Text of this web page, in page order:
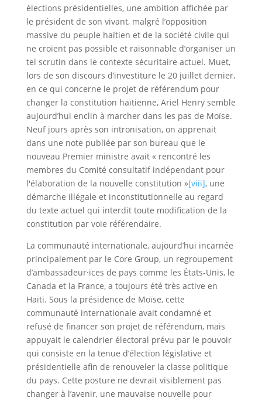
élections présidentielles, une ambition affichée par
le président de son vivant, malgré l’opposition
massive du peuple haïtien et de la société civile qui
ne croient pas possible et raisonnable d’organiser un
tel scrutin dans le contexte sécuritaire actuel. Muet,
lors de son discours d’investiture le 20 juillet dernier,
en ce qui concerne le projet de référendum pour
changer la constitution haïtienne, Ariel Henry semble
aujourd’hui enclin à marcher dans les pas de Moïse.
Neuf jours après son intronisation, on apprenait
dans une note publiée par son bureau que le
nouveau Premier ministre avait « rencontré les
membres du Comité consultatif indépendant pour
l'élaboration de la nouvelle constitution »[viii], une
démarche illégale et inconstitutionnelle au regard
du texte actuel qui interdit toute modification de la
constitution par voie référendaire.
La communauté internationale, aujourd’hui incarnée
principalement par le Core Group, un regroupement
d’ambassadeur·ices de pays comme les États-Unis, le
Canada et la France, a toujours été très active en
Haïti. Sous la présidence de Moïse, cette
communauté internationale avait condamné et
refusé de financer son projet de référendum, mais
appuyait le calendrier électoral prévu par le pouvoir
qui consiste en la tenue d’élection législative et
présidentielle afin de renouveler la classe politique
du pays. Cette posture ne devrait visiblement pas
changer à l’avenir, une mauvaise nouvelle pour